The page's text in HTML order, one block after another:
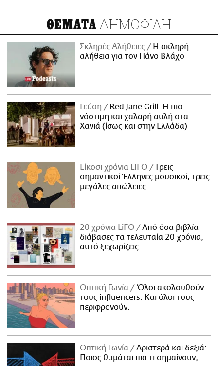
ΘΕΜΑΤΑ ΔΗΜΟΦΙΛΗ
Σκληρές Αλήθειες
H σκληρή
αλήθεια για τον Πάνο Βλάχο
Γεύση
Red Jane Grill: Η πιο
νόστιμη και χαλαρή αυλή στα
Χανιά (ίσως και στην Ελλάδα)
Είκοσι χρόνια LIFO
Tρεις
σημαντικοί Έλληνες μουσικοί, τρεις
μεγάλες απώλειες
20 χρόνια LiFO
Από όσα βιβλία
διάβασες τα τελευταία 20 χρόνια,
αυτό ξεχωρίζεις
Οπτική Γωνία
Όλοι ακολουθούν
τους influencers. Και όλοι τους
περιφρονούν.
Οπτική Γωνία
Αριστερά και δεξιά:
Ποιος θυμάται πια τι σημαίνουν;